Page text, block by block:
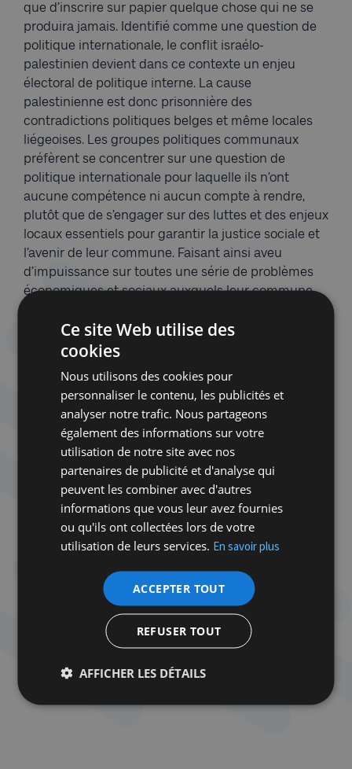
que d’inscrire sur papier quelque chose qui ne se
produira jamais. Identifié comme une question de
politique internationale, le conflit israélo-
palestinien devient dans ce contexte un enjeu
électoral de politique interne. La cause
palestinienne est donc prisonnière des
contradictions politiques belges et même locales
liégeoises. Les groupes politiques communaux
préfèrent se concentrer sur une question de
politique internationale pour laquelle ils n’ont
aucune compétence ni aucun compte à rendre,
plutôt que de s’engager sur des luttes et des enjeux
locaux essentiels pour garantir la justice sociale et
l’avenir de leur commune. Faisant ainsi aveu
d’impuissance sur toutes une série de problèmes
économiques et sociaux auxquels leur commune
menton et ont le verbe haut pour agiter le boycott
régime israélien d’apartheid
fragmenté. Contrairement à la laïcité ou la mobilité,
tous les électeurs potentiels sont d’accord.
Inconsciemment, ils reproduisent quasiment à
l’identique l’attitude des dirigeants arabes envers la
cause palestinienne. Depuis 1947, la question
palestinienne a été instrumentalisée par les
régimes arabes dans une sorte de surenchère
nationaliste où la défense de la cause palestinienne
apparait comme un levier de légitimation politique,
de leadership régional ou un moyen pour détourner
l’attention des problèmes internes.
Antisionisme radical du PTB
Ce site Web utilise des
cookies
Nous utilisons des cookies pour
personnaliser le contenu, les publicités et
analyser notre trafic. Nous partageons
également des informations sur votre
utilisation de notre site avec nos
partenaires de publicité et d'analyse qui
peuvent les combiner avec d'autres
informations que vous leur avez fournies
ou qu'ils ont collectées lors de votre
utilisation de leurs services. En savoir plus
ACCEPTER TOUT
REFUSER TOUT
AFFICHER LES DÉTAILS